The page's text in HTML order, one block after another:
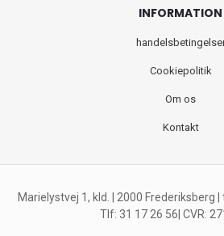
INFORMATION
Cookiepolitik
Om os
Kontakt
Marielystvej 1, kld. | 2000 Frederiksberg |
Tlf: 31 17 26 56| CVR: